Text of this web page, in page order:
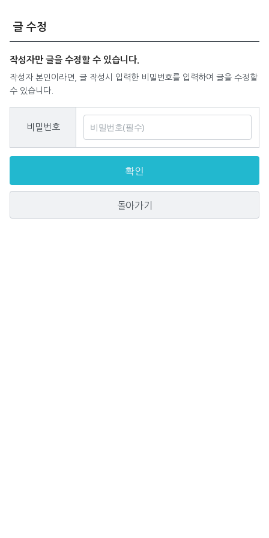
글 수정
작성자만 글을 수정할 수 있습니다.
작성자 본인이라면, 글 작성시 입력한 비밀번호를 입력하여 글을 수정할
수 있습니다.
비밀번호
확인
돌아가기